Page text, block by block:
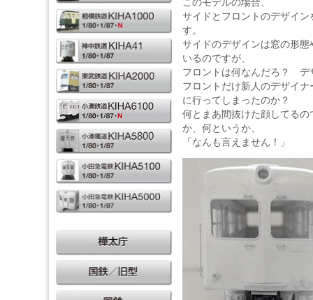
このモデルの場合、
サイドとフロントのデザイ
す。
サイドのデザインは窓の形
いるのですが、
フロントは何なんだろ？ デ
フロントだけ新人のデザイ
に行ってしまったのか？
何とまあ間抜けた顔してる
か、何というか、
「なんも言えません！」